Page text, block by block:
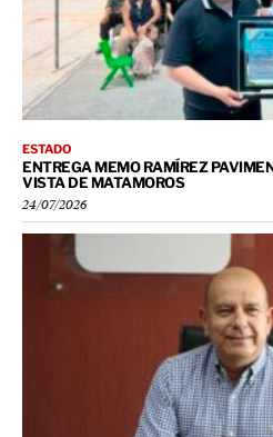
ESTADO
ENTREGA MEMO RAMÍREZ
VISTA DE MATAMOROS
24/07/2026